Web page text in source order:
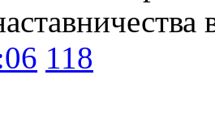
118